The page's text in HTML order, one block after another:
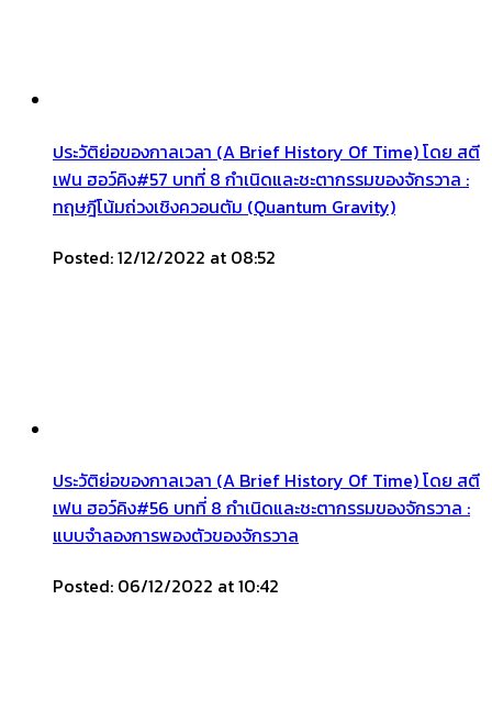
ประวัติย่อของกาลเวลา (A Brief History Of Time) โดย สตี
เฟน ฮอว์คิง#57 บทที่ 8 กำเนิดและชะตากรรมของจักรวาล :
ทฤษฎีโน้มถ่วงเชิงควอนตัม (Quantum Gravity)
Posted: 12/12/2022 at 08:52
ประวัติย่อของกาลเวลา (A Brief History Of Time) โดย สตี
เฟน ฮอว์คิง#56 บทที่ 8 กำเนิดและชะตากรรมของจักรวาล :
แบบจำลองการพองตัวของจักรวาล
Posted: 06/12/2022 at 10:42